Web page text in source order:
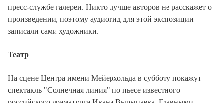
пресс-службе галереи. Никто лучше авторов не расскажет о
произведении, поэтому аудиогид для этой экспозиции
записали сами художники.
Театр
На сцене Центра имени Мейерхольда в субботу покажут
спектакль "Солнечная линия" по пьесе известного